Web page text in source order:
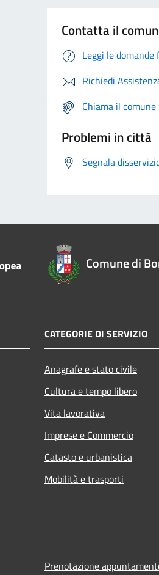
Contatta il
Leggi le
Richiedi
Chiama il
Problemi in città
Segnala
Comune di
CATEGORIE DI SERVIZIO
Anagrafe e stato civile
Cultura e tempo libero
Vita lavorativa
Imprese e Commercio
Catasto e urbanistica
Mobilità e trasporti
Prenotazione